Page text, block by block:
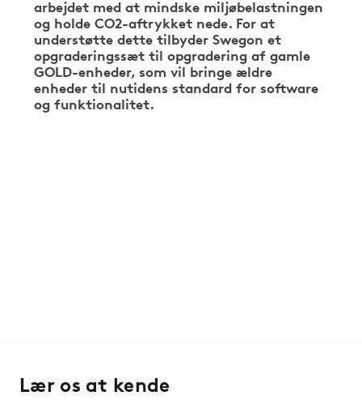
arbejdet med at mindske miljøbelastningen
og holde CO2-aftrykket nede. For at
understøtte dette tilbyder Swegon et
opgraderingssæt til opgradering af gamle
GOLD-enheder, som vil bringe ældre
enheder til nutidens standard for software
og funktionalitet.
Lær os at kende